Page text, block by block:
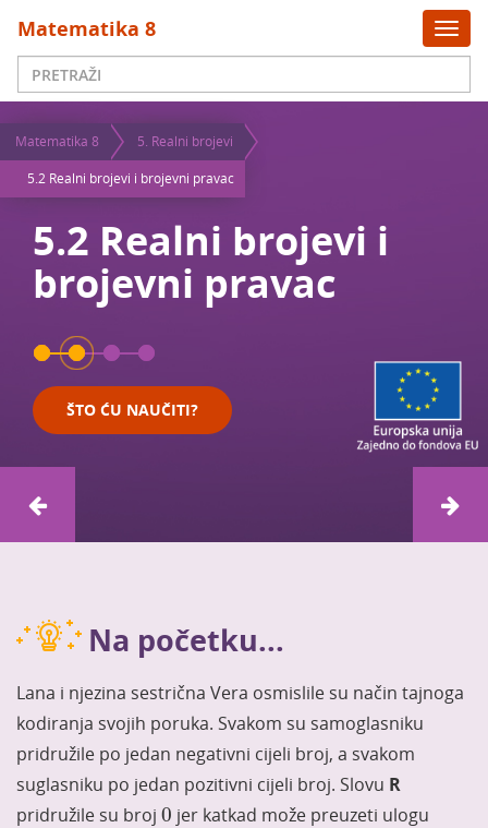
Matematika 8
Matematika 8
5. Realni brojevi
5.2 Realni brojevi i brojevni pravac
5.2 Realni brojevi i
brojevni pravac
ŠTO ĆU NAUČITI?
Na početku...
Lana i njezina sestrična Vera osmislile su način tajnoga
kodiranja svojih poruka. Svakom su samoglasniku
pridružile po jedan negativni cijeli broj, a svakom
suglasniku po jedan pozitivni cijeli broj. Slovu R
pridružile su broj 0
0 jer katkad može preuzeti ulogu